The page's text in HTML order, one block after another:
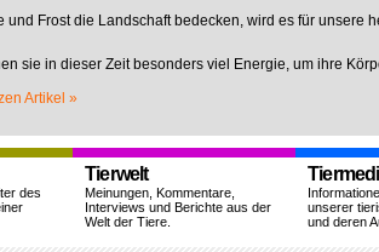
und Frost die Landschaft bedecken, wird es für unsere
sie in dieser Zeit besonders viel Energie, um ihre
Artikel »
des
Tierwelt
Meinungen, Kommentare,
Interviews und Berichte aus der
Welt der Tiere.
unserer
und deren